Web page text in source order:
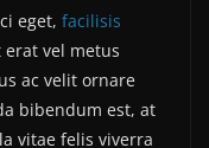
eget, facilisis
erat vel metus
ac velit ornare
bibendum est, at
vitae felis viverra